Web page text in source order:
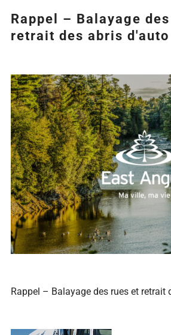
Rappel – Balayage
retrait des abris d'auto
Agrandir
l&apos;image
Rappel – Balayage des rues et retrait